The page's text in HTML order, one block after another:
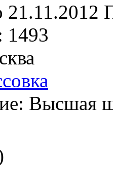
21.11.2012
1493
Высшая